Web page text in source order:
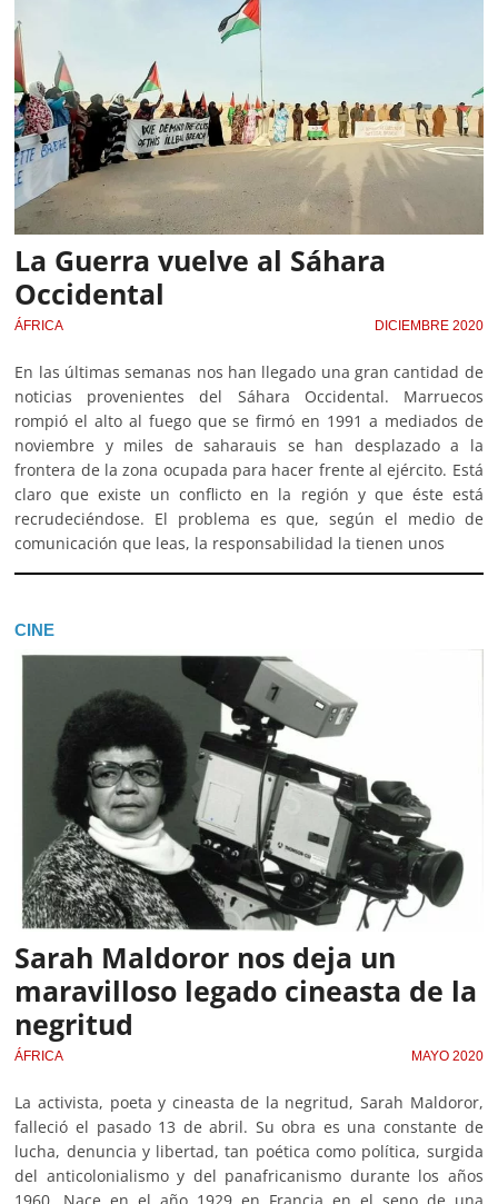
La Guerra vuelve al Sáhara
Occidental
ÁFRICA DICIEMBRE 2020
En las últimas semanas nos han llegado una gran cantidad de
noticias provenientes del Sáhara Occidental. Marruecos
rompió el alto al fuego que se firmó en 1991 a mediados de
noviembre y miles de saharauis se han desplazado a la
frontera de la zona ocupada para hacer frente al ejército. Está
claro que existe un conflicto en la región y que éste está
recrudeciéndose. El problema es que, según el medio de
comunicación que leas, la responsabilidad la tienen unos
CINE
Sarah Maldoror nos deja un
maravilloso legado cineasta de la
negritud
ÁFRICA MAYO 2020
La activista, poeta y cineasta de la negritud, Sarah Maldoror,
falleció el pasado 13 de abril. Su obra es una constante de
lucha, denuncia y libertad, tan poética como política, surgida
del anticolonialismo y del panafricanismo durante los años